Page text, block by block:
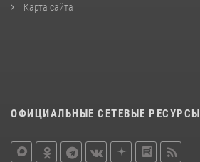
Карта сайта
ОФИЦИАЛЬНЫЕ СЕТЕВЫЕ РЕСУРСЫ